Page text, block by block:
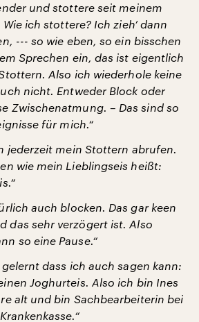
und stottere seit meinem
ich stottere? Ich zieh’ dann
--- so wie eben, so ein bisschen
Sprechen ein, das ist eigentlich
Also ich wiederhole keine
nicht. Entweder Block oder
Zwischenatmung. – Das sind so
für mich.“
jederzeit mein Stottern abrufen.
wie mein Lieblingseis heißt:
auch blocken. Das gar keen
das sehr verzögert ist. Also
so eine Pause.“
dass ich auch sagen kann:
Joghurteis. Also ich bin Ines
alt und bin Sachbearbeiterin bei